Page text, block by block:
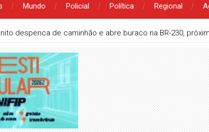
Mundo Policial Política Regional
despenca de caminhão e abre buraco na BR-230,